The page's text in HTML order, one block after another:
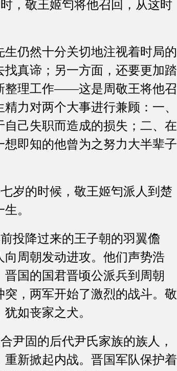
敬王姬匄将他召回，从这时
仍然十分关切地注视着时局的
真谛；另一方面，还要更加踏
整理工作——这是周敬王将他召
力对两个大事进行兼顾：一、
己失职而造成的损失；二、在
即知的他曾为之努力大半辈子
的时候，敬王姬匄派人到楚
。
降过来的王子朝的羽翼儋
周朝发动进攻。他们声势浩
国的国君晋顷公派兵到周朝
，两军开始了激烈的战斗。敬
如丧家之犬。
固的后代尹氏家族的族人，
新掀起内战。晋国军队保护着